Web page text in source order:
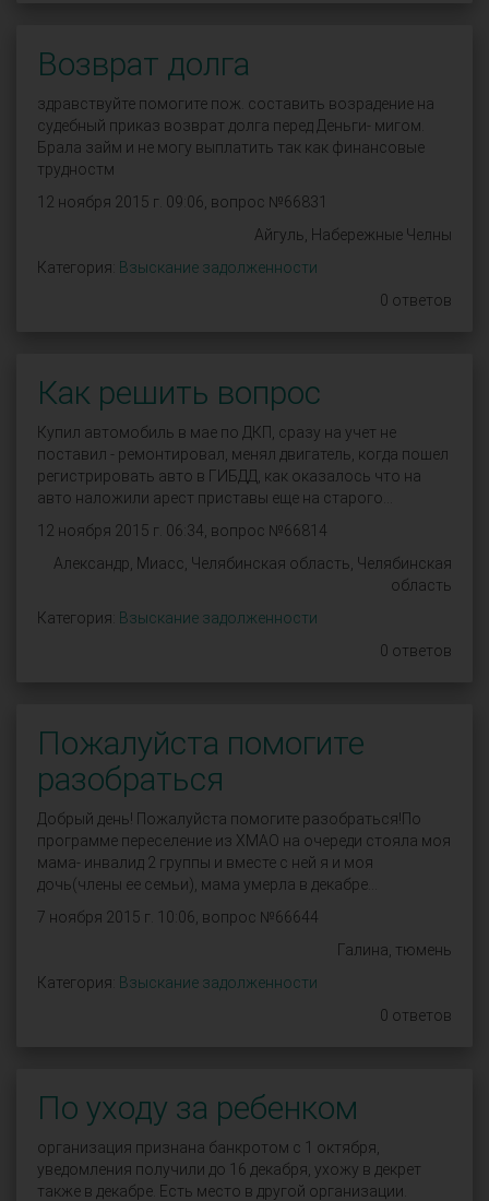
Возврат долга
здравствуйте помогите пож. составить возрадение на
судебный приказ возврат долга перед Деньги- мигом.
Брала займ и не могу выплатить так как финансовые
трудностм
12 ноября 2015 г. 09:06, вопрос №66831
Айгуль, Набережные Челны
Категория: Взыскание задолженности
0 ответов
Как решить вопрос
Купил автомобиль в мае по ДКП, сразу на учет не
поставил - ремонтировал, менял двигатель, когда пошел
регистрировать авто в ГИБДД, как оказалось что на
авто наложили арест приставы еще на старого...
12 ноября 2015 г. 06:34, вопрос №66814
Александр, Миасс, Челябинская область, Челябинская
область
Категория: Взыскание задолженности
0 ответов
Пожалуйста помогите
разобраться
Добрый день! Пожалуйста помогите разобраться!По
программе переселение из ХМАО на очереди стояла моя
мама- инвалид 2 группы и вместе с ней я и моя
дочь(члены ее семьи), мама умерла в декабре...
7 ноября 2015 г. 10:06, вопрос №66644
Галина, тюмень
Категория: Взыскание задолженности
0 ответов
По уходу за ребенком
организация признана банкротом с 1 октября,
уведомления получили до 16 декабря, ухожу в декрет
также в декабре. Есть место в другой организации.